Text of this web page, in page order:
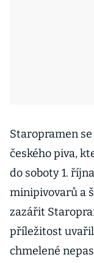
Staropramen
českého piva,
do soboty 1.
minipivovarů a
zazářit
příležitost
chmelené